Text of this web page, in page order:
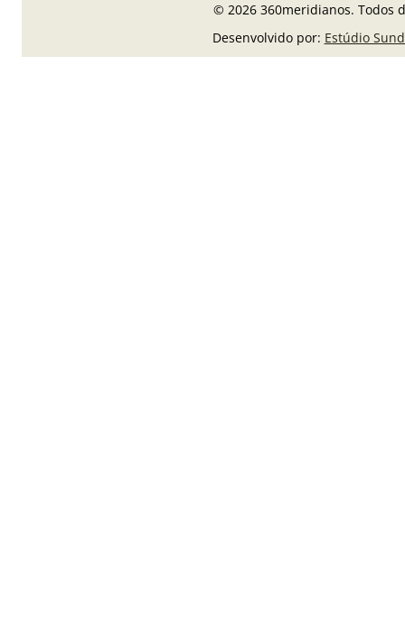
© 2026 360meridianos. Todos
Desenvolvido por: Estúdio